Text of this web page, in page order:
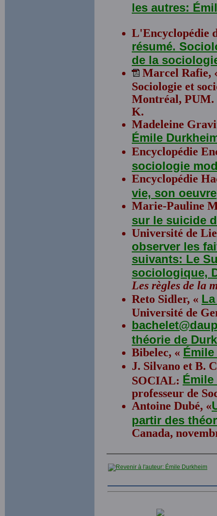
les autres:
L'Encyclopédie
résumé.
de la
Marcel Rafie,
Sociologie et
Montréal, PUM.
K.
Madeleine
Émile
Encyclopédie
sociologie
Encyclopédie
vie, son oeuvre
Marie-Pauline
sur le suicide
Université de
observer les
suivants: Le
sociologique,
Les règles de la
Reto Sidler, «
Université de
théorie de
Bibelec, «
J. Silvano et B.
SOCIAL: Émile
professeur de
Antoine Dubé, «
partir des
Canada,